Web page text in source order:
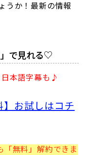
うか！最新の情報
」で見れる♡
本語字幕も♪
お試しはコチ
無料」解約できま